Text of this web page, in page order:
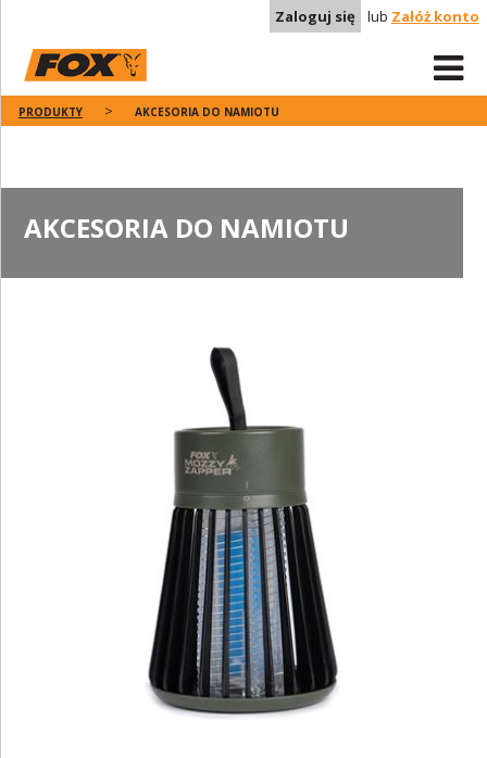
Zaloguj się lub Załóż konto
PRODUKTY AKCESORIA DO NAMIOTU
AKCESORIA DO NAMIOTU